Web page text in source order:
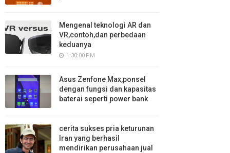
Mengenal teknologi AR dan
VR,contoh,dan perbedaan
keduanya
1:30:00 PM
Asus Zenfone Max,ponsel
dengan fungsi dan kapasitas
baterai seperti power bank
cerita sukses pria keturunan
Iran yang berhasil
mendirikan perusahaan jual